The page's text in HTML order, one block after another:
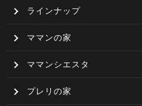
ラインナップ
ママンの家
ママンシエスタ
プレリの家